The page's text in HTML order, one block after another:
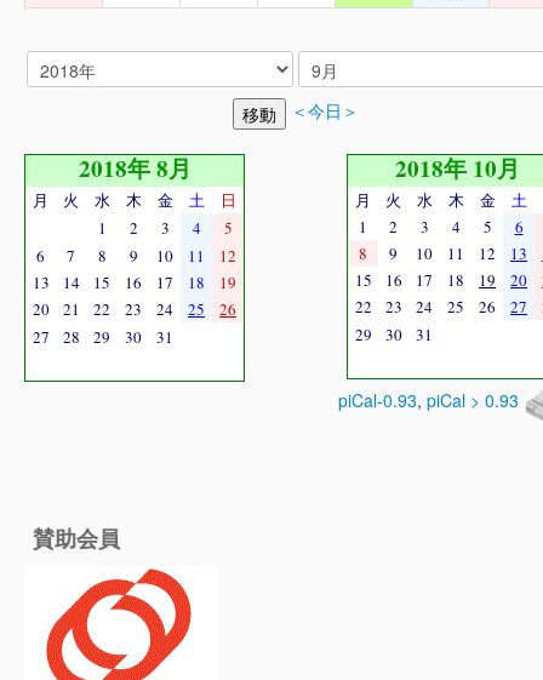
＜今日＞
2018年 8月
月 火 水 木 金 土
日
1
2 3 4
5
6
7 8 9 10 11
12
13
14 15 16 17 18
19
20
21 22 23 24 25
26
27
28 29 30 31
2018年 10月
月 火 水 木 金 土
1
2 3 4 5
6
8
9 10 11 12 13
15
16 17 18 19 20
22
23 24 25 26 27
29
30 31
piCal-0.93, piCal > 0.93
賛助会員